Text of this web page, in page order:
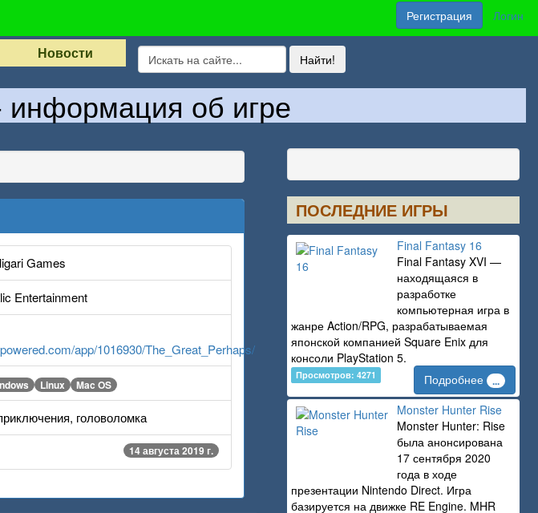
Регистрация Логин
Новости
информация об игре
Games
Entertainment
app/1016930/The_Great_Perhaps/
Linux Mac OS
головоломка
14 августа 2019 г.
ПОСЛЕДНИЕ ИГРЫ
Final Fantasy 16
Final Fantasy XVI —
находящаяся в
разработке
компьютерная игра в
жанре Action/RPG, разрабатываемая
японской компанией Square Enix для
консоли PlayStation 5.
Просмотров: 4271 Подробнее ...
Monster Hunter Rise
Monster Hunter: Rise
была анонсирована
17 сентября 2020
года в ходе
презентации Nintendo Direct. Игра
базируется на движке RE Engine. MHR